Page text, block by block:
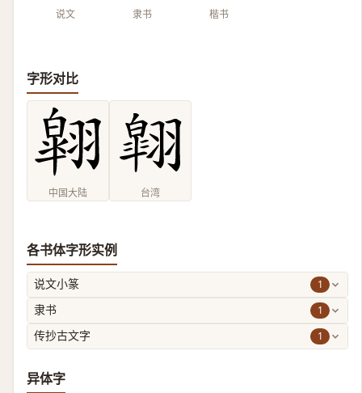
说文 隶书 楷书
字形对比
中国大陆 台湾
各书体字形实例
说文小篆 1
隶书 1
传抄古文字 1
异体字